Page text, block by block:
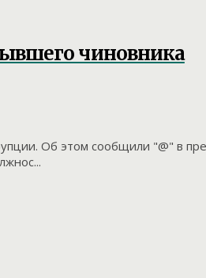
чиновника
Об этом сообщили "@" в